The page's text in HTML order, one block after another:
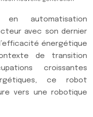
en automatisation
avec son dernier
énergétique
de transition
croissantes
ce robot
vers une robotique